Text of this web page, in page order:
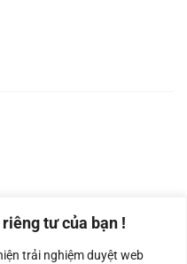
tư của bạn !
trải nghiệm duyệt web